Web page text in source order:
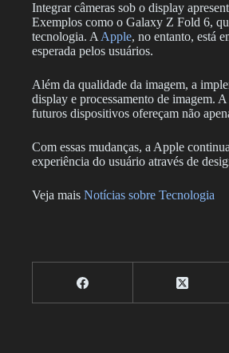
Integrar câmeras sob o display
Exemplos como o Galaxy Z Fold 6,
tecnologia. A Apple, no entanto, está
esperada pelos usuários.
Além da qualidade da imagem, a
display e processamento de imagem.
futuros dispositivos ofereçam não
Com essas mudanças, a Apple
experiência do usuário através de
Veja mais Notícias sobre Tecnologia